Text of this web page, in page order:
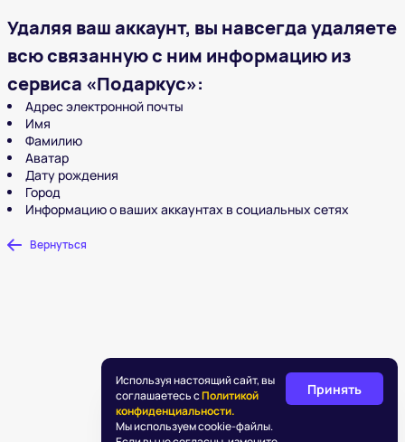
Удаляя ваш аккаунт, вы навсегда удаляете
всю связанную с ним информацию из
сервиса «Подаркус»:
Адрес электронной почты
Имя
Фамилию
Аватар
Дату рождения
Город
Информацию о ваших аккаунтах в социальных сетях
Вернуться
Используя настоящий сайт, вы
соглашаетесь сПолитикой
конфиденциальности.
Мы используем cookie-файлы.
Принять